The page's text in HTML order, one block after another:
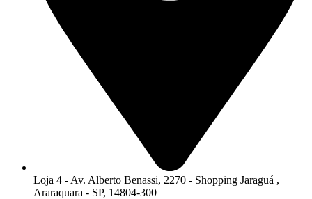
Loja 4 - Av. Alberto Benassi, 2270 - Shopping Jaraguá ,
Araraquara - SP, 14804-300